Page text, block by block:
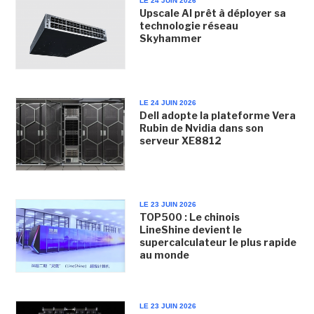
Upscale AI prêt à déployer sa
technologie réseau
Skyhammer
LE 24 JUIN 2026
Dell adopte la plateforme Vera
Rubin de Nvidia dans son
serveur XE8812
LE 23 JUIN 2026
TOP500 : Le chinois
LineShine devient le
supercalculateur le plus rapide
au monde
LE 23 JUIN 2026